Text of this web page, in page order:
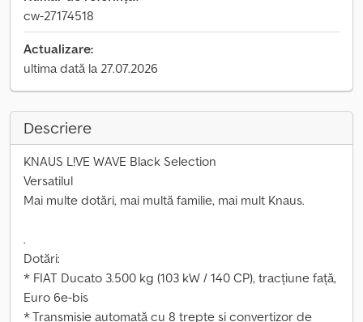
cw-27174518
Actualizare:
ultima dată la 27.07.2026
Descriere
KNAUS L!VE WAVE Black Selection
Versatilul
Mai multe dotări, mai multă familie, mai mult Knaus.
.
Dotări:
* FIAT Ducato 3.500 kg (103 kW / 140 CP), tracțiune față,
Euro 6e-bis
* Transmisie automată cu 8 trepte și convertizor de